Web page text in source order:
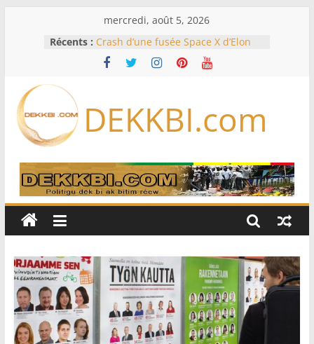
mercredi, août 5, 2026
Récents : Crash d’une fusée Space X d’Elon
Musk sur la Lune: entre pollution
spatiale et ouverture sur la
Diallo devrait assurer l’intérim des
Lions en septembre
sélectionneurs sur 10 déjà partis
Sécheresse: Faut-il stocker l’eau?
À Ceuta, le bilan des morts monte à
75 côté espagnol, 11 côté marocain
DEKKBI.com